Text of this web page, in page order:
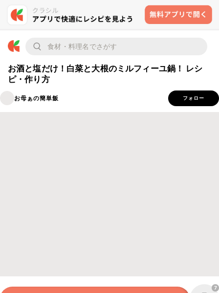
お酒と塩だけ！白菜と大根のミルフィーユ鍋！ レシ
ピ・作り方
お母ぁの簡単飯 フォロー
7